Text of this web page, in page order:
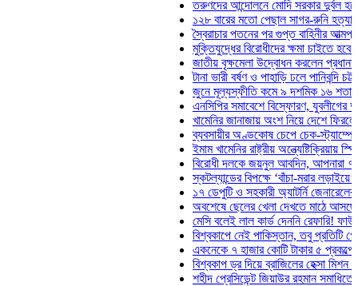
তরুণদের আন্দোলনে মোদি সরকার দুর্বল হয়েছে:
১২৮ বারের মতো পেছাল সাগর-রুনি হত্যা
স্বৈরাচার পতনের পর গুপ্ত বাহিনীর আত্মপ্রকাশ:
মুক্তিযুদ্ধের বিরোধীদের ক্ষমা চাইতে হবে:
জাতীয় বৃক্ষমেলা উদ্বোধন করলেন প্রধানমন্ত্রী
টানা ভারী বর্ষণ ও পাহাড়ি ঢলে পানিবন্দি
জুনে মূল্যস্ফীতি কমে ৯ দশমিক ১৬ শতাংশ
এনসিপির সমাবেশে বিস্ফোরণ, যুবলীগের দুই
খামেনির জানাজায় অংশ নিয়ে দেশে ফিরলেন
ব্যবসায়ীর অণ্ডকোষ চেপে চেক-স্ট্যাম্পে
ইমাম খামেনির রাষ্ট্রীয় অন্ত্যেষ্টিক্রিয়ায়
বিরোধী দলকে জয়নুল আবদিন, আপনারা ৭১
স্কটল্যান্ডের বিপক্ষে ‘বাঁচা-মরার লড়াইয়ে’
১৭ ডেপুটি ও সহকারী অ্যাটর্নি জেনারেলের
অবশেষে ছেলের খেলা দেখতে মাঠে আসছেন
মেসি বলেই লাল কার্ড দেননি রেফারি! ফাউল
বিশ্বকাপে নেই পাকিস্তান, তবু প্রতিটি গোলে
একনেকে ৭ হাজার কোটি টাকার ৫ প্রকল্পের
বিশ্বকাপ ড্র দিয়ে ব্রাজিলের হেক্সা মিশন শুরু
শহীদ প্রেসিডেন্ট জিয়াউর রহমান সমাধিতে